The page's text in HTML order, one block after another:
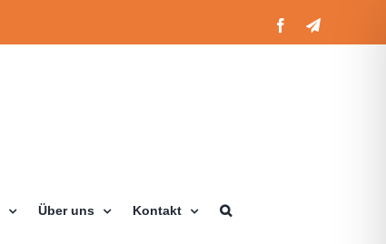
FacebookTelegram
Über uns Kontakt